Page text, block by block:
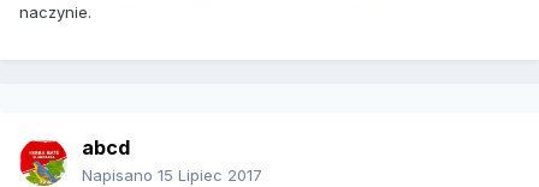
naczynie.
abcd
Napisano 15 Lipiec 2017